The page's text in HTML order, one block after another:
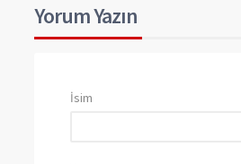
Yorum Yazın
İsim